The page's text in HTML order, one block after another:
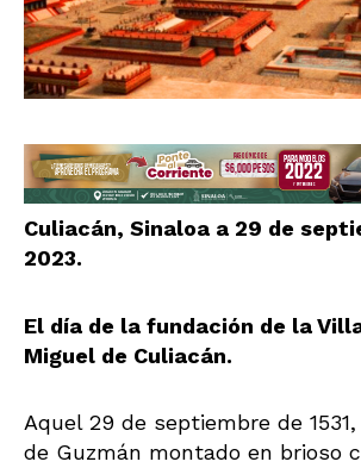
Culiacán, Sinaloa a 29 de
2023.
El día de la fundación de la
Miguel de Culiacán.
Aquel 29 de septiembre de
de Guzmán montado en brioso